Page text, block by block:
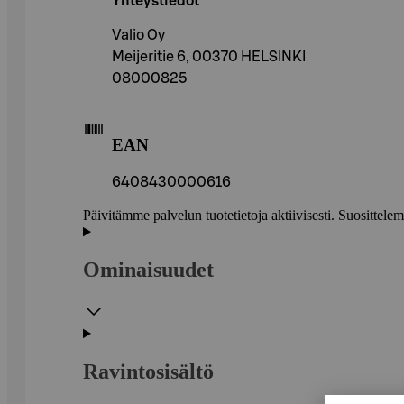
Valio Oy
Meijeritie 6, 00370 HELSINKI
08000825
EAN
6408430000616
Päivitämme palvelun tuotetietoja aktiivisesti.
Ominaisuudet
Ravintosisältö